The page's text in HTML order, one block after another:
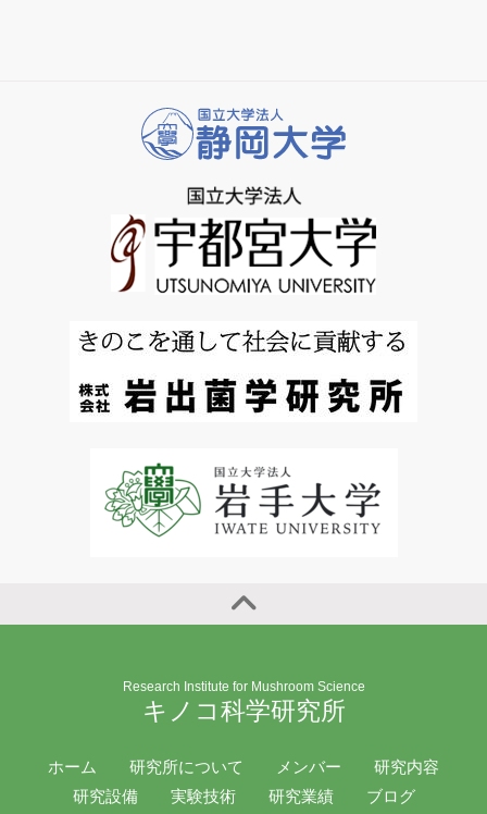
Research Institute for Mushroom Science
キノコ科学研究所
ホーム 研究所について メンバー
研究内容
研究設備
実験技術 研究業績 ブログ